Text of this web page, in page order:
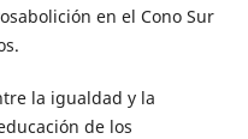
en el Cono Sur
la igualdad y la
de los